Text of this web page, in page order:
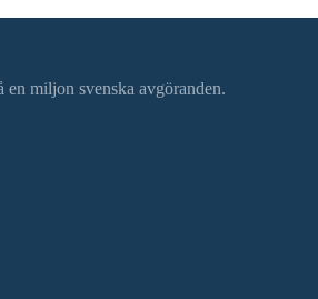
miljon svenska avgöranden.